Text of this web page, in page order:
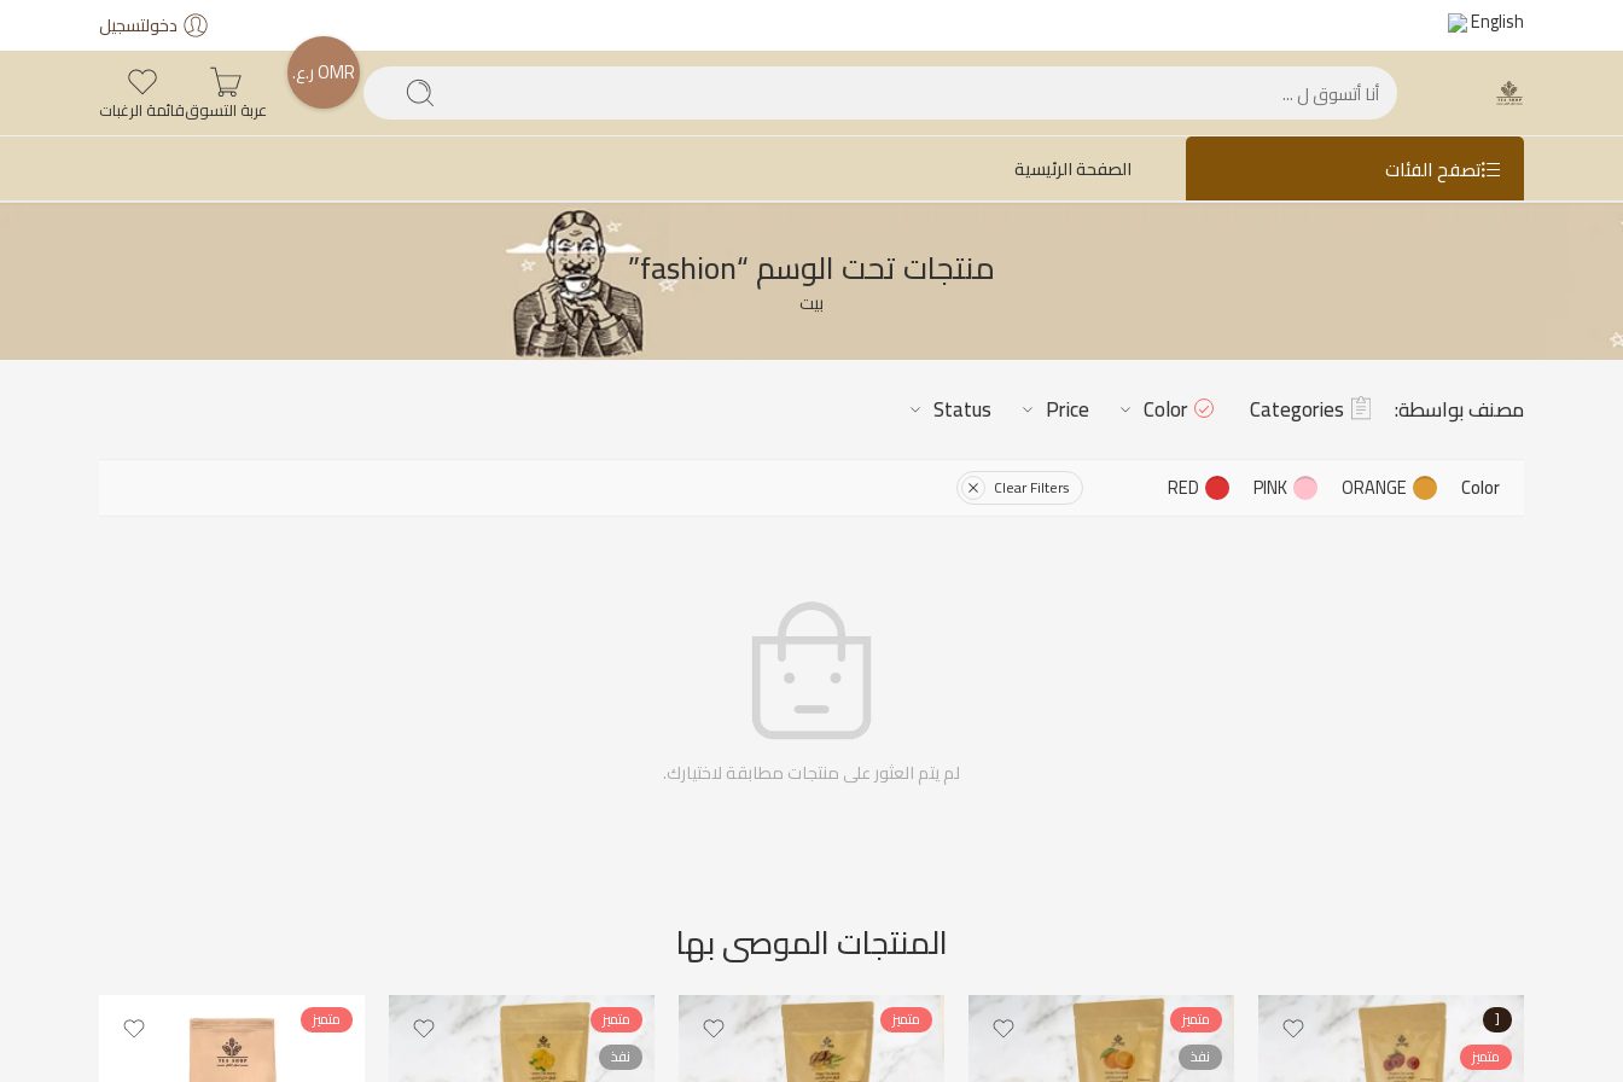
English دخولتسجيل
عربة التسوققائمة الرغبات
تصفح الفئات الصفحة الرئيسية
منتجات تحت الوسم “fashion”
بيت
مصنف بواسطة: Categories
Color
Price
Status
Color
ORANGE
PINK
RED
Clear Filters
لم يتم العثور على منتجات مطابقة لاختيارك.
المنتجات الموصى بها
[
متميز
50 جرام
متميز
نفذ
50 جرام
متميز
50 جرام
متميز
نفذ
50 جرام
متميز
OMR ر.ع.